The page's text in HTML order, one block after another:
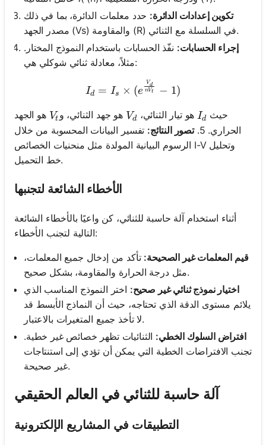
تكوين إعدادات الدائرة: حدد معلمات الدائرة، بما في ذلك
مصدر الجهد (Vs) والمقاومة (R) في السلسلة مع الثنائي.
إجراء الحسابات: نفّذ الحسابات باستخدام النموذج المختار.
مثلاً، معادلة ثنائي شوكلي هي:
I_d = I_s \times
Id = Is × (e nVt
Vd − 1)
حيثI_d
Id هو تيار الثنائي،V_d
Vd هو جهد الثنائي، وV_t
Vt
هو الجهد
الحراري. 5.
تصور النتائج: تفسير البيانات المحسوبة من خلال
الرسوم البيانية المولدة مثل منحنيات الخصائص I-V وتحليل
خط التحميل.
الأخطاء الشائعة لتجنبها
أثناء استخدام آلة حاسبة للثنائي، كن واعيًا بالأخطاء الشائعة
التالية لتجنب الأخطاء:
قيم المعلمات غير الصحيحة: تأكد من إدخال جميع المعلمات،
مثل درجة الحرارة والمقاومة، بشكل صحيح.
اختيار نموذج ثنائي غير صحيح: اختر النموذج المناسب الذي
يلائم مستوى الدقة الذي تحتاجه، حيث أن النماذج الأبسط قد
لا تأخذ جميع المتغيرات بالاعتبار.
افتراض السلوك الخطي: الثنائيات تظهر خصائص غير خطية.
تجنب الافتراضات الخطية التي يمكن أن تؤدي إلى استنتاجات
غير صحيحة.
آلة حاسبة للثنائي في العالم الحقيقي
التطبيقات في المشاريع الإلكترونية